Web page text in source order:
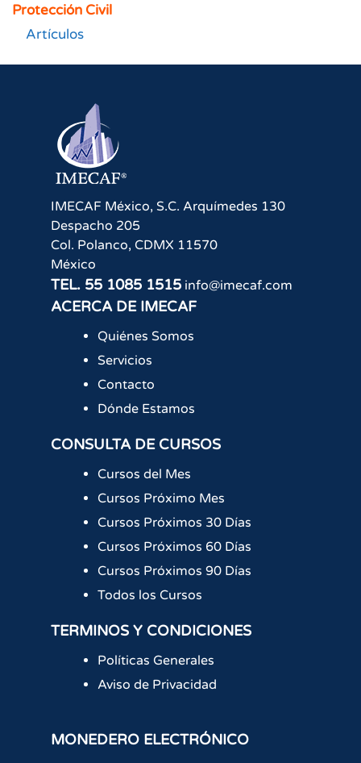
Protección Civil
Artículos
IMECAF México, S.C. Arquímedes 130
Despacho 205
Col. Polanco, CDMX 11570
México
TEL. 55 1085 1515 info@imecaf.com
ACERCA DE IMECAF
Quiénes Somos
Servicios
Contacto
Dónde Estamos
CONSULTA DE CURSOS
Cursos del Mes
Cursos Próximo Mes
Cursos Próximos 30 Días
Cursos Próximos 60 Días
Cursos Próximos 90 Días
Todos los Cursos
TERMINOS Y CONDICIONES
Políticas Generales
Aviso de Privacidad
MONEDERO ELECTRÓNICO